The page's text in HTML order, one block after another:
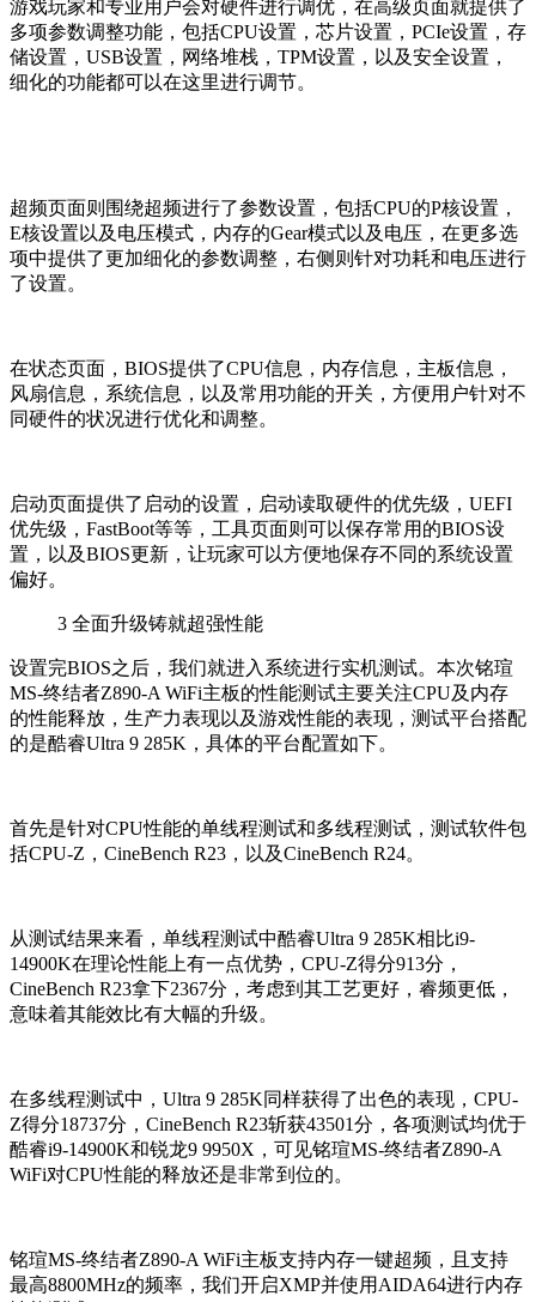
游戏玩家和专业用户会对硬件进行调优，在高级页面就提供了
多项参数调整功能，包括CPU设置，芯片设置，PCIe设置，存
储设置，USB设置，网络堆栈，TPM设置，以及安全设置，
细化的功能都可以在这里进行调节。
超频页面则围绕超频进行了参数设置，包括CPU的P核设置，
E核设置以及电压模式，内存的Gear模式以及电压，在更多选
项中提供了更加细化的参数调整，右侧则针对功耗和电压进行
了设置。
在状态页面，BIOS提供了CPU信息，内存信息，主板信息，
风扇信息，系统信息，以及常用功能的开关，方便用户针对不
同硬件的状况进行优化和调整。
启动页面提供了启动的设置，启动读取硬件的优先级，UEFI
优先级，FastBoot等等，工具页面则可以保存常用的BIOS设
置，以及BIOS更新，让玩家可以方便地保存不同的系统设置
偏好。
3 全面升级铸就超强性能
设置完BIOS之后，我们就进入系统进行实机测试。本次铭瑄
MS-终结者Z890-A WiFi主板的性能测试主要关注CPU及内存
的性能释放，生产力表现以及游戏性能的表现，测试平台搭配
的是酷睿Ultra 9 285K，具体的平台配置如下。
首先是针对CPU性能的单线程测试和多线程测试，测试软件包
括CPU-Z，CineBench R23，以及CineBench R24。
从测试结果来看，单线程测试中酷睿Ultra 9 285K相比i9-
14900K在理论性能上有一点优势，CPU-Z得分913分，
CineBench R23拿下2367分，考虑到其工艺更好，睿频更低，
意味着其能效比有大幅的升级。
在多线程测试中，Ultra 9 285K同样获得了出色的表现，CPU-
Z得分18737分，CineBench R23斩获43501分，各项测试均优于
酷睿i9-14900K和锐龙9 9950X，可见铭瑄MS-终结者Z890-A
WiFi对CPU性能的释放还是非常到位的。
铭瑄MS-终结者Z890-A WiFi主板支持内存一键超频，且支持
最高8800MHz的频率，我们开启XMP并使用AIDA64进行内存